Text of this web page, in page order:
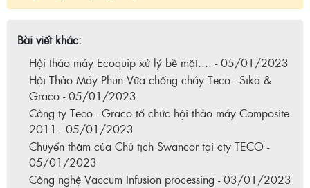
Bài viết khác:
Hội thảo máy Ecoquip xử lý bề mặt.... - 05/01/2023
Hội Thảo Máy Phun Vữa chống cháy Teco - Sika &
Graco - 05/01/2023
Công ty Teco - Graco tổ chức hội thảo máy Composite
2011 - 05/01/2023
Chuyến thăm của Chủ tịch Swancor tại cty TECO -
05/01/2023
Công nghệ Vaccum Infusion processing - 03/01/2023